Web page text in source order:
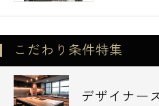
こだわり条件特集
デザイナー